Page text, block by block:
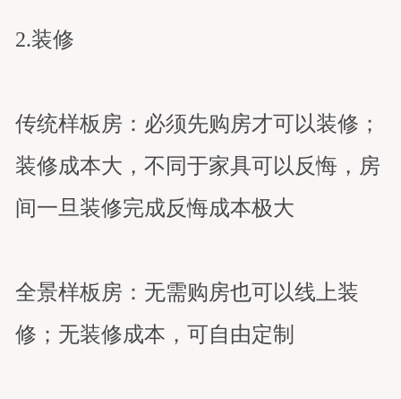
2.装修
传统样板房：必须先购房才可以装修；
装修成本大，不同于家具可以反悔，房
间一旦装修完成反悔成本极大
全景样板房：无需购房也可以线上装
修；无装修成本，可自由定制